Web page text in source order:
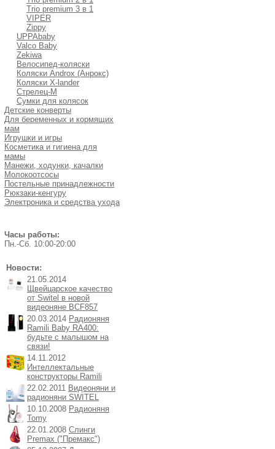
Trio premium 3 в 1
VIPER
Zippy
UPPAbaby
Valco Baby
Zekiwa
Велосипед-коляски
Коляски Androx (Анрокс)
Коляски X-lander
Стрелец-М
Сумки для колясок
Детские конверты
Для беременных и кормящих
мам
Игрушки и игры
Косметика и гигиена для
мамы
Манежи, ходунки, качалки
Молокоотсосы
Постельные принадлежности
Рюкзаки-кенгуру
Электроника и средства ухода
Часы работы:
Пн.-Cб. 10:00-20:00
Новости:
21.05.2014
Щвейцарское качество
от Switel в новой
видеоняне BCF857
20.03.2014 Радионяня
Ramili Baby RA400:
будьте с малышом на
связи!
14.11.2012
Интеллектальные
конструкторы Ramili
22.02.2011 Видеоняни и
радионяни SWITEL
10.10.2008 Радионяня
Tomy
22.01.2008 Слинги
Premax ("Премакс")